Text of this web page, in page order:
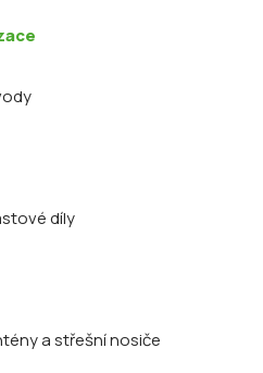
díly
a střešní nosiče